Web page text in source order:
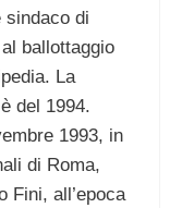
sindaco di
ballottaggio
La
del 1994.
1993, in
di Roma,
Fini, all’epoca